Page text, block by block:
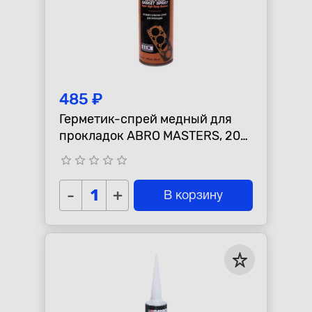
485 ₽
Герметик-спрей медный для
прокладок ABRO MASTERS, 200
мл
star_border star_border star_border star_border star_border
- + В корзину